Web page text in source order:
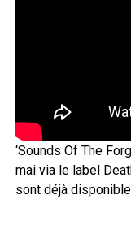
‘Sounds Of The
mai via le label
sont déjà